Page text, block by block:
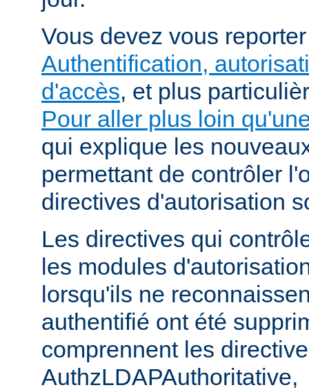
Vous devez vous
Authentification,
d'accès, et plus
Pour aller plus loin
qui explique les
permettant de contrôler
directives d'autorisation
Les directives qui
les modules
lorsqu'ils ne
authentifié ont été
comprennent les
AuthzLDAPAuthoritative,